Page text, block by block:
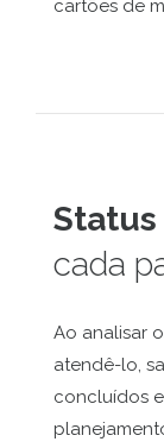
cartões de
cada
Ao analisar
atendê-lo,
concluídos